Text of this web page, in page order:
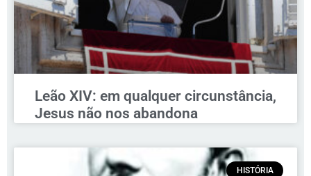
Leão XIV: em qualquer circunstância,
Jesus não nos abandona
HISTÓRIA